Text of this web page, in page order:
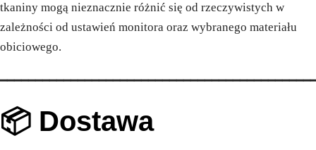
tkaniny mogą nieznacznie różnić się od rzeczywistych w
zależności od ustawień monitora oraz wybranego materiału
obiciowego.
📦 Dostawa